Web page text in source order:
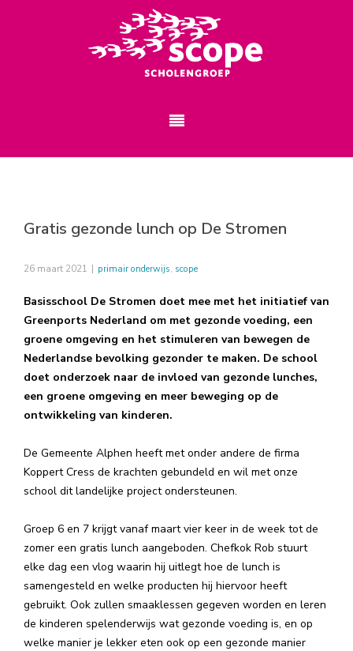
Gratis gezonde lunch op De Stromen
26 maart 2021 | primair onderwijs, scope
Basisschool De Stromen doet mee met het initiatief van
Greenports Nederland om met gezonde voeding, een
groene omgeving en het stimuleren van bewegen de
Nederlandse bevolking gezonder te maken. De school
doet onderzoek naar de invloed van gezonde lunches,
een groene omgeving en meer beweging op de
ontwikkeling van kinderen.
De Gemeente Alphen heeft met onder andere de firma
Koppert Cress de krachten gebundeld en wil met onze
school dit landelijke project ondersteunen.
Groep 6 en 7 krijgt vanaf maart vier keer in de week tot de
zomer een gratis lunch aangeboden. Chefkok Rob stuurt
elke dag een vlog waarin hij uitlegt hoe de lunch is
samengesteld en welke producten hij hiervoor heeft
gebruikt. Ook zullen smaaklessen gegeven worden en leren
de kinderen spelenderwijs wat gezonde voeding is, en op
welke manier je lekker eten ook op een gezonde manier